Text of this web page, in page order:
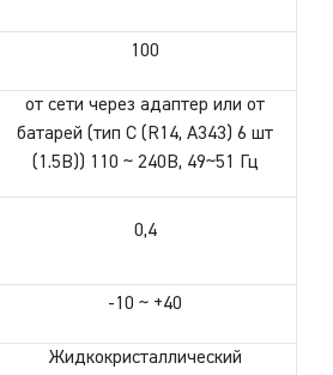
100
от сети через адаптер или от
батарей (тип С (R14, A343) 6 шт
(1.5В)) 110 ~ 240В, 49~51 Гц
0,4
-10 ~ +40
Жидкокристаллический